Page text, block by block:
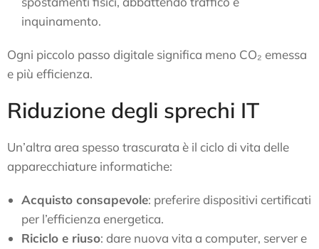
inquinamento.
Ogni piccolo passo digitale significa meno CO₂ emessa
e più efficienza.
Riduzione degli sprechi IT
Un’altra area spesso trascurata è il ciclo di vita delle
apparecchiature informatiche:
Acquisto consapevole: preferire dispositivi certificati
per l’efficienza energetica.
Riciclo e riuso: dare nuova vita a computer, server e